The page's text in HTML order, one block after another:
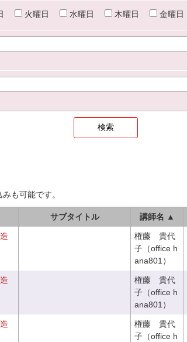
火曜日 水曜日 木曜日 金曜日
も可能です。
サブタイトル 講師名 ▲
権藤 貴代
子（office h
ana801）
権藤 貴代
子（office h
ana801）
権藤 貴代
子（office h